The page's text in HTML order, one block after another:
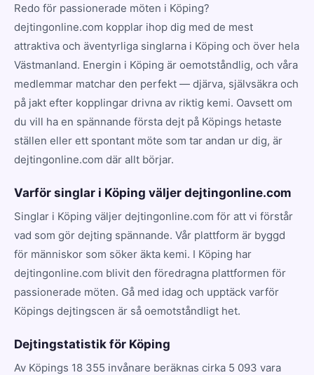
Redo för passionerade möten i Köping?
dejtingonline.com kopplar ihop dig med de mest
attraktiva och äventyrliga singlarna i Köping och över hela
Västmanland. Energin i Köping är oemotståndlig, och våra
medlemmar matchar den perfekt — djärva, självsäkra och
på jakt efter kopplingar drivna av riktig kemi. Oavsett om
du vill ha en spännande första dejt på Köpings hetaste
ställen eller ett spontant möte som tar andan ur dig, är
dejtingonline.com där allt börjar.
Varför singlar i Köping väljer dejtingonline.com
Singlar i Köping väljer dejtingonline.com för att vi förstår
vad som gör dejting spännande. Vår plattform är byggd
för människor som söker äkta kemi. I Köping har
dejtingonline.com blivit den föredragna plattformen för
passionerade möten. Gå med idag och upptäck varför
Köpings dejtingscen är så oemotståndligt het.
Dejtingstatistik för Köping
Av Köpings 18 355 invånare beräknas cirka 5 093 vara